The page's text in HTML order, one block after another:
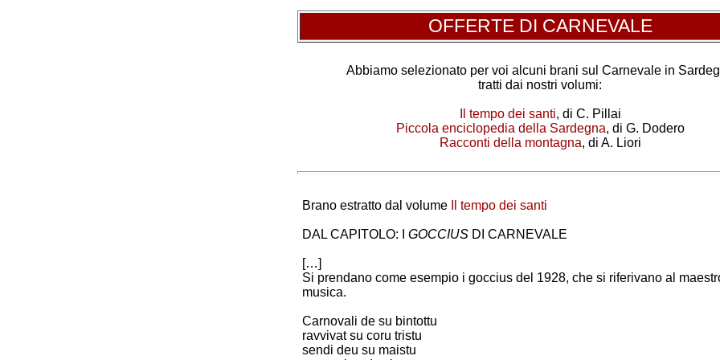
OFFERTE DI CARNEVALE
Abbiamo selezionato per voi alcuni brani sul Carnevale in
tratti dai nostri volumi:
Il tempo dei santi, di C. Pillai
Piccola enciclopedia della Sardegna, di G. Dodero
Racconti della montagna, di A. Liori
Brano estratto dal volume Il tempo dei santi
DAL CAPITOLO: I GOCCIUS DI CARNEVALE
[…]
Si prendano come esempio i goccius del 1928, che si riferivano al
musica.
Carnovali de su bintottu
ravvivat su coru tristu
sendi deu su maistu